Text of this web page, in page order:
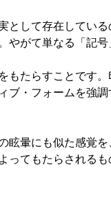
して存在してい
がて単なる「記号
もたらすことです
・フォームを強
眩暈にも似た感覚
てもたらされるも